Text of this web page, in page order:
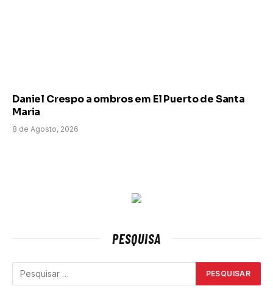
Daniel Crespo a ombros em El Puerto de Santa
Maria
8 de Agosto, 2026
PESQUISA